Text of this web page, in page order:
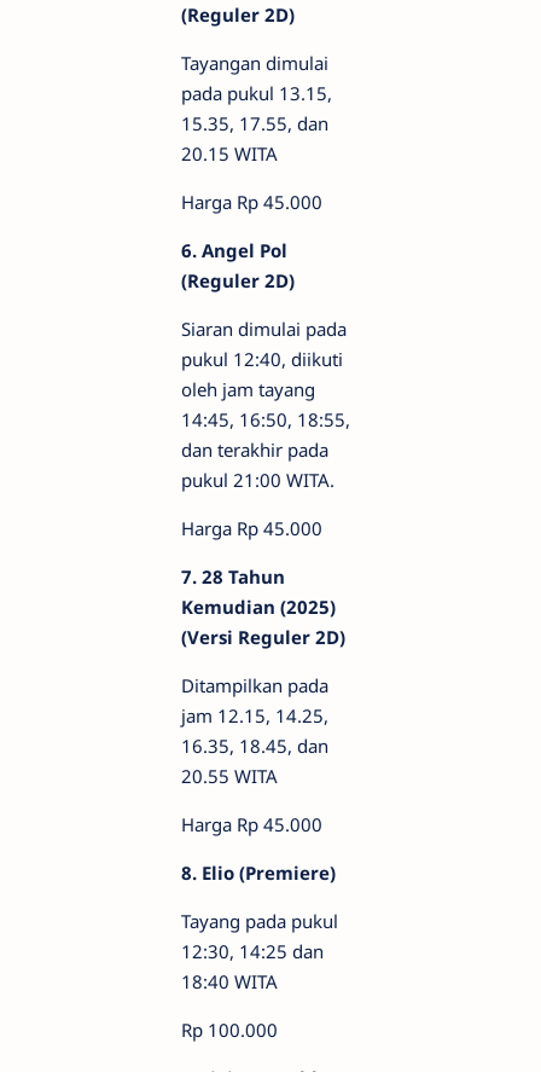
(Reguler 2D)
Tayangan dimulai
pada pukul 13.15,
15.35, 17.55, dan
20.15 WITA
Harga Rp 45.000
6. Angel Pol
(Reguler 2D)
Siaran dimulai pada
pukul 12:40, diikuti
oleh jam tayang
14:45, 16:50, 18:55,
dan terakhir pada
pukul 21:00 WITA.
Harga Rp 45.000
7. 28 Tahun
Kemudian (2025)
(Versi Reguler 2D)
Ditampilkan pada
jam 12.15, 14.25,
16.35, 18.45, dan
20.55 WITA
Harga Rp 45.000
8. Elio (Premiere)
Tayang pada pukul
12:30, 14:25 dan
18:40 WITA
Rp 100.000